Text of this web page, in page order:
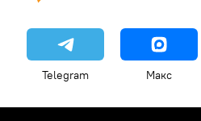
Telegram Макс